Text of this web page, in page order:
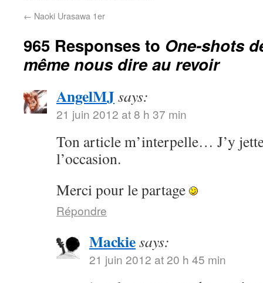
← Naoki Urasawa 1er
965 Responses to One-shots
même nous dire au revoir
AngelMJsays:
21 juin 2012 at 8 h 37 min
Ton article m’interpelle… J’y
l’occasion.
Merci pour le partage
Répondre
Mackiesays:
21 juin 2012 at 20 h 45 min